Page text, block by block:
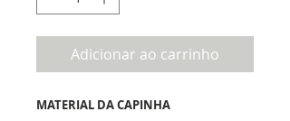
Adicionar ao carrinho
MATERIAL DA CAPINHA